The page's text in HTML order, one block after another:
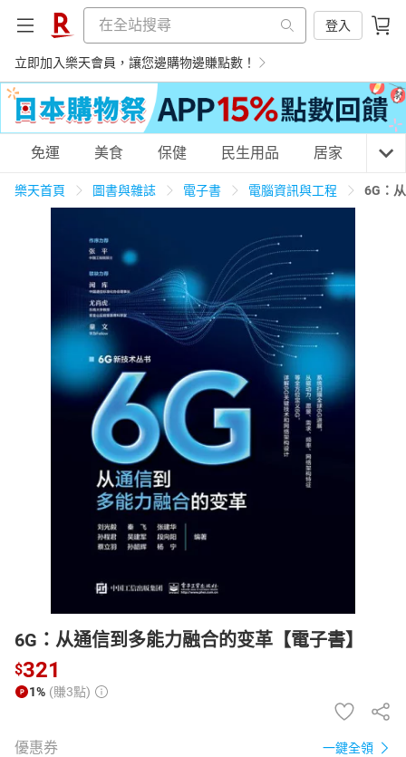
登入
立即加入樂天會員，讓您邊購物邊賺點數！
購物網分類
養生保健
居家生活 3C家電 運動休閒
女裝 男裝 化妝保養 情趣用品
電子/紙本書
HOT
免運 美食 保健 民生用品 居家 3C
樂天首頁 圖書與雜誌 電子書 電腦資訊與工程 6G：
6G：从通信到多能力融合的变革【電子書】
$321
1% (賺3點)
優惠券 一鍵全領